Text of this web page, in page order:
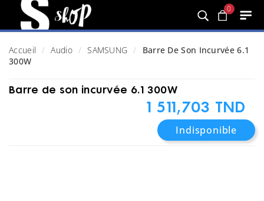
0
Accueil Audio SAMSUNG
Barre De Son Incurvée 6.1
300W
Barre de son incurvée 6.1 300W
1 511,703 TND
Indisponible